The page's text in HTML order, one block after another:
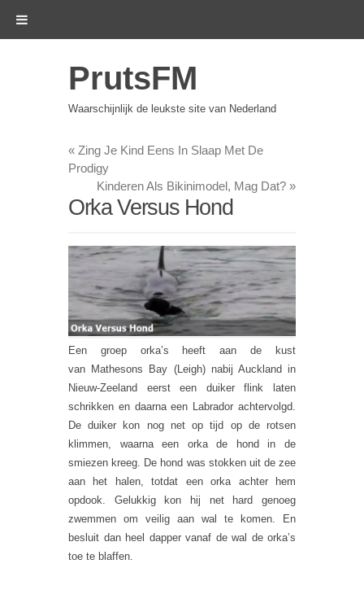
PrutsFM
Waarschijnlijk de leukste site van Nederland
« Zing Je Kind Eens In Slaap Met De
Prodigy
Kinderen Als Bikinimodel, Mag Dat? »
Orka Versus Hond
Een groep orka’s heeft aan de kust
van Mathesons Bay (Leigh) nabij Auckland in
Nieuw-Zeeland eerst een duiker flink laten
schrikken en daarna een Labrador achtervolgd.
De duiker kon nog net op tijd op de rotsen
klimmen, waarna een orka de hond in de
smiezen kreeg. De hond was stokken uit de zee
aan het halen, totdat een orka achter hem
opdook. Gelukkig kon hij net hard genoeg
zwemmen om veilig aan wal te komen. En
besluit dan heel dapper vanaf de wal de orka’s
toe te blaffen.